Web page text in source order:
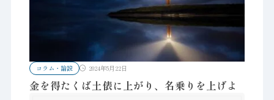
コラム・論説 2024年5月22日
金を得たくば土俵に上がり、名乗りを上げよ